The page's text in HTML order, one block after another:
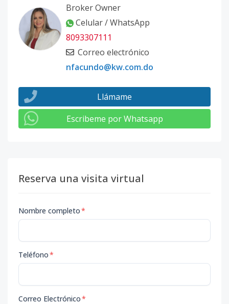
Broker Owner
Celular / WhatsApp
8093307111
Correo electrónico
nfacundo@kw.com.do
Llámame
Escribeme por Whatsapp
Reserva una visita virtual
Nombre completo*
Teléfono*
Correo Electrónico*